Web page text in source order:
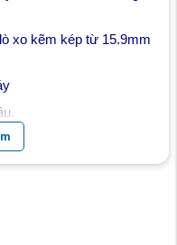
xo kẽm kép từ 15.9mm
đặc biệt siêu bền